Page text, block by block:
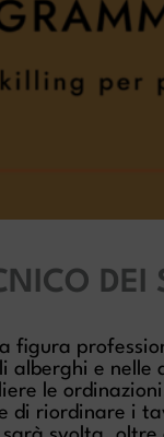
DEI
figura
alberghi e
le
di riordinare i